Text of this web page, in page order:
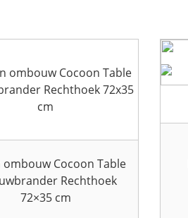
ombouw Cocoon Table
Rechthoek
72×35 cm